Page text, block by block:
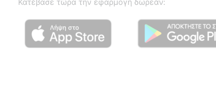
Κατέβασε τώρα την εφαρμογή δωρεάν: